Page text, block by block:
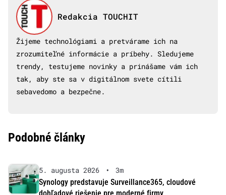
Redakcia TOUCHIT
Žijeme technológiami a pretvárame ich na
zrozumiteľné informácie a príbehy. Sledujeme
trendy, testujeme novinky a prinášame vám ich
tak, aby ste sa v digitálnom svete cítili
sebavedomo a bezpečne.
Podobné články
5. augusta 2026 •
3m
Synology predstavuje Surveillance365, cloudové